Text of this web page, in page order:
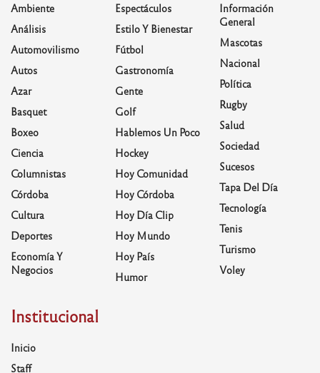
Ambiente
Análisis
Automovilismo
Autos
Azar
Basquet
Boxeo
Ciencia
Columnistas
Córdoba
Cultura
Deportes
Economía Y
Negocios
Espectáculos
Estilo Y Bienestar
Fútbol
Gastronomía
Gente
Golf
Hablemos Un Poco
Hockey
Hoy Comunidad
Hoy Córdoba
Hoy Día Clip
Hoy Mundo
Hoy País
Humor
Información
General
Mascotas
Nacional
Política
Rugby
Salud
Sociedad
Sucesos
Tapa Del Día
Tecnología
Tenis
Turismo
Voley
Institucional
Inicio
Staff